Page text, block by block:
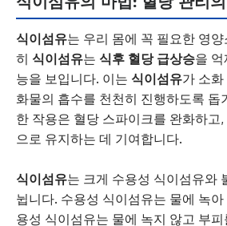
식이섬유는 우리 몸에 꼭 필요한 영
히 식이섬유는 식후 혈당 급상승을
능을 보입니다. 이는 식이섬유가 소
화물의 흡수를 천천히 진행하도록 돕
한 작용은 혈당 스파이크를 완화하고
으로 유지하는 데 기여합니다.
식이섬유는 크게 수용성 식이섬유와
뉩니다. 수용성 식이섬유는 물에 녹
용성 식이섬유는 물에 녹지 않고 부